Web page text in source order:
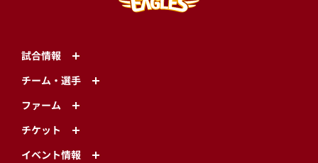
試合情報
チーム・選手
ファーム
チケット
イベント情報